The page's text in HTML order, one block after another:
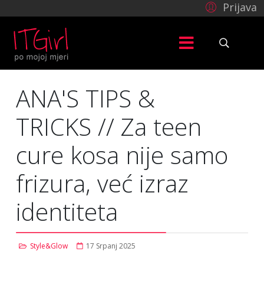
Prijava
ANA'S TIPS &
TRICKS // Za teen
cure kosa nije samo
frizura, već izraz
identiteta
Style&Glow 17 Srpanj 2025